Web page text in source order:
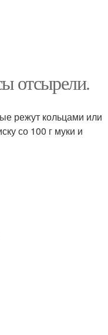
отсырели.
режут кольцами или
со 100 г муки и